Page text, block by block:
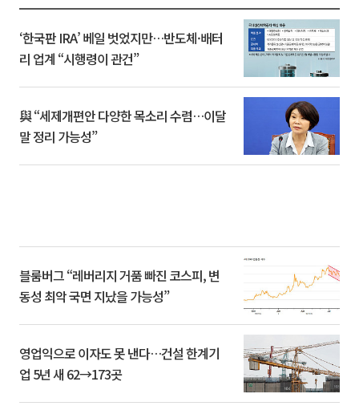
‘한국판 IRA’ 베일 벗었지만…반도체·배터
리 업계 “시행령이 관건”
與 “세제개편안 다양한 목소리 수렴…이달
말 정리 가능성”
블룸버그 “레버리지 거품 빠진 코스피, 변
동성 최악 국면 지났을 가능성”
영업익으로 이자도 못 낸다…건설 한계기
업 5년 새 62→173곳